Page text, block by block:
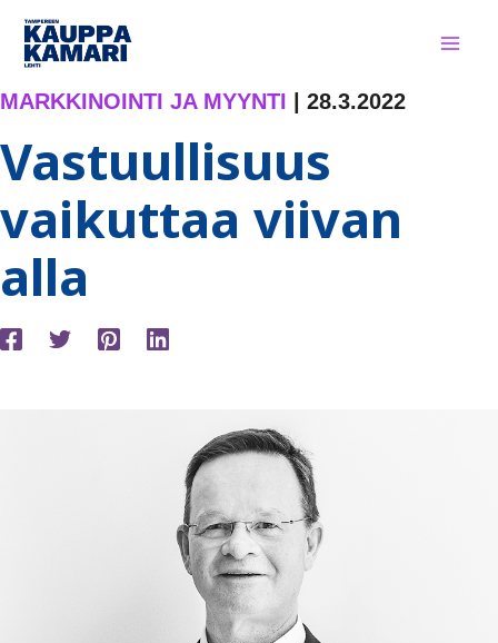
Siirry
sisältöön
MARKKINOINTI JA MYYNTI 28.3.2022
Vastuullisuus
vaikuttaa viivan
alla